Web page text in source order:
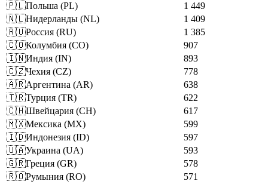
🇵🇱Польша (PL)
1 449
🇳🇱Нидерланды (NL)
1 409
🇷🇺Россия (RU)
1 385
🇨🇴Колумбия (CO)
907
🇮🇳Индия (IN)
893
🇨🇿Чехия (CZ)
778
🇦🇷Аргентина (AR)
638
🇹🇷Турция (TR)
622
🇨🇭Швейцария (CH)
617
🇲🇽Мексика (MX)
599
🇮🇩Индонезия (ID)
597
🇺🇦Украина (UA)
593
🇬🇷Греция (GR)
578
🇷🇴Румыния (RO)
571